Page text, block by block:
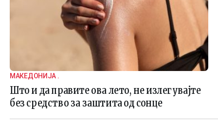
МАКЕДОНИЈА .
Што и да правите ова лето, не излегувајте
без средство за заштита од сонце